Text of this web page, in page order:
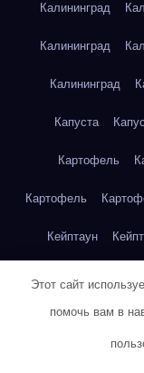
Калининград
Калининград
Калининград
Капуста
Картофель
Картофель
Кейптаун
Кейптаун
Этот сайт
помочь вам в